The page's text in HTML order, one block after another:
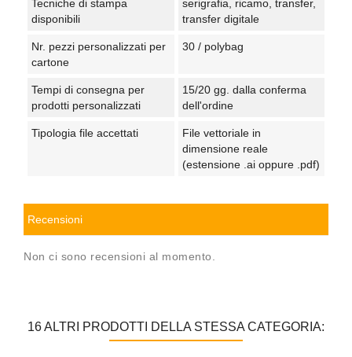
Tecniche di stampa
disponibili
serigrafia, ricamo, transfer,
transfer digitale
Nr. pezzi personalizzati per
cartone
30 / polybag
Tempi di consegna per
prodotti personalizzati
15/20 gg. dalla conferma
dell'ordine
Tipologia file accettati
File vettoriale in
dimensione reale
(estensione .ai oppure .pdf)
Recensioni
Non ci sono recensioni al momento.
16 ALTRI PRODOTTI DELLA STESSA CATEGORIA: